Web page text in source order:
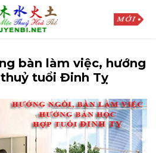
bàn làm việc, hướng
tuổi Đinh Tỵ